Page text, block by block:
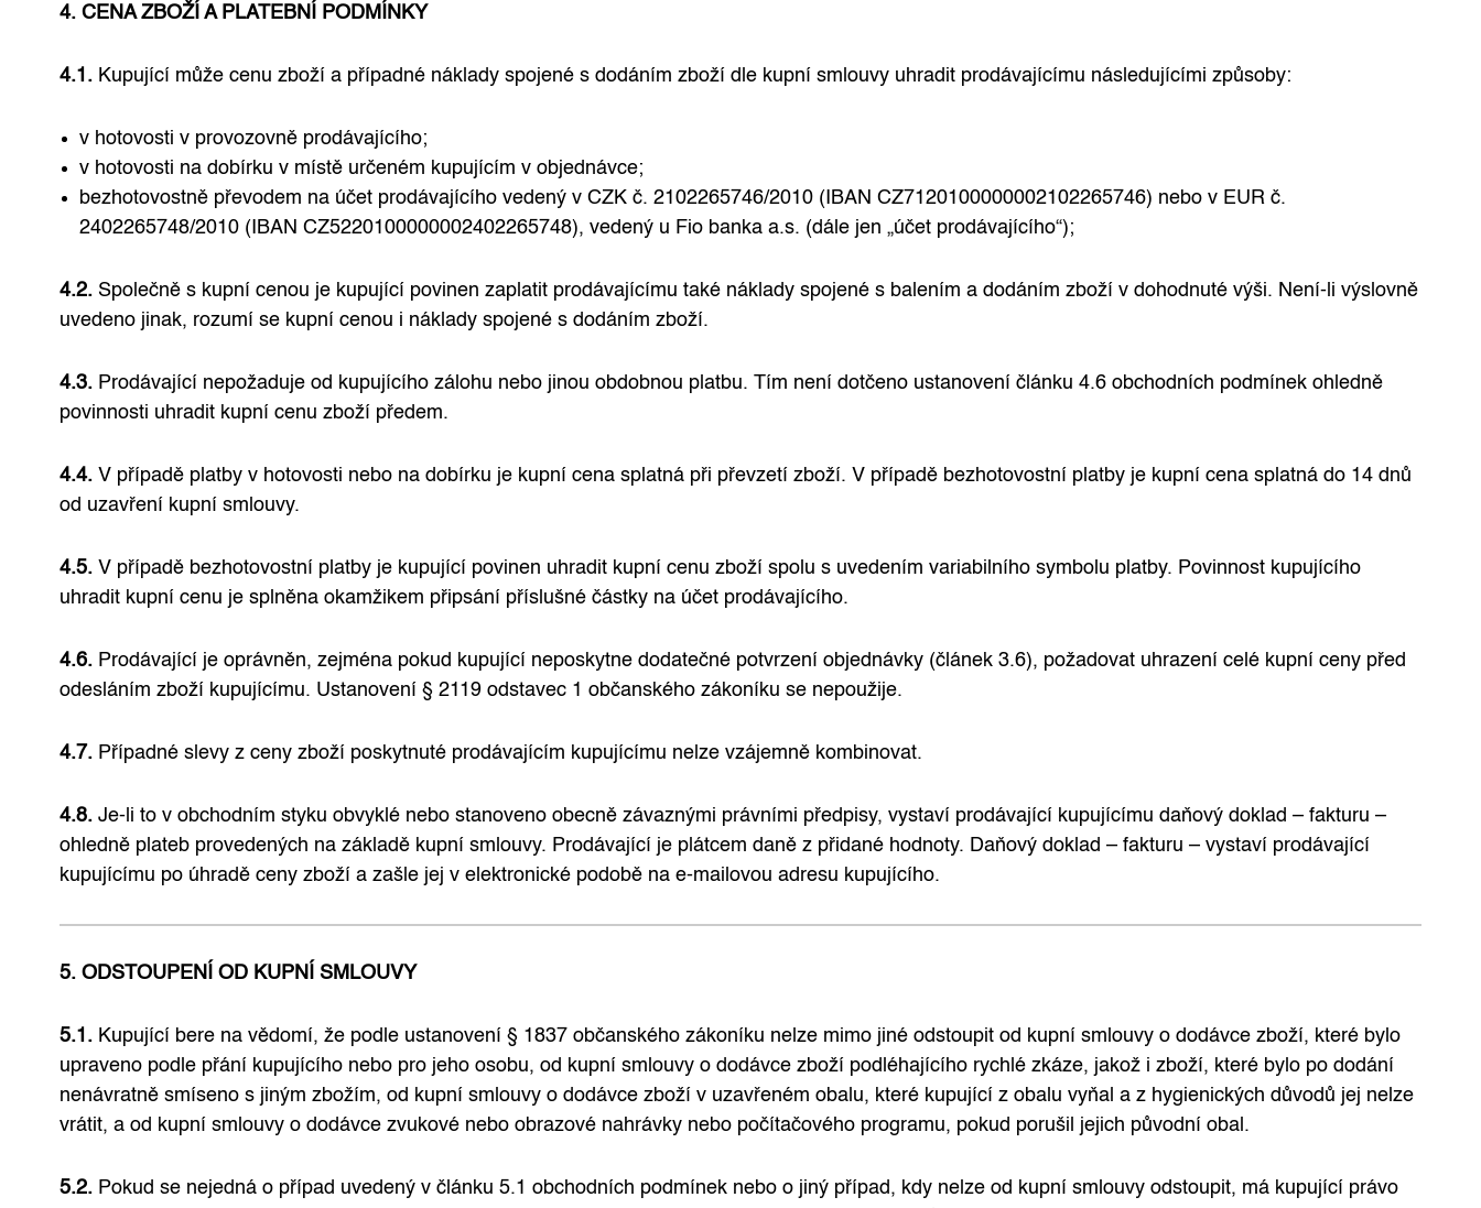
4. CENA ZBOŽÍ A PLATEBNÍ PODMÍNKY
4.1.Kupující může cenu zboží a případné náklady spojené s dodáním zboží dle kupní smlouvy uhradit prodávajícímu následujícími způsoby:
v hotovosti v provozovně prodávajícího;
v hotovosti na dobírku v místě určeném kupujícím v objednávce;
bezhotovostně převodem na účet prodávajícího vedený v CZK č. 2102265746/2010 (IBAN CZ7120100000002102265746) nebo v EUR č.
2402265748/2010 (IBAN CZ5220100000002402265748), vedený u Fio banka a.s. (dále jen „účet prodávajícího“);
4.2.Společně s kupní cenou je kupující povinen zaplatit prodávajícímu také náklady spojené s balením a dodáním zboží v dohodnuté výši. Není-li výslovně
uvedeno jinak, rozumí se kupní cenou i náklady spojené s dodáním zboží.
4.3.Prodávající nepožaduje od kupujícího zálohu nebo jinou obdobnou platbu. Tím není dotčeno ustanovení článku 4.6 obchodních podmínek ohledně
povinnosti uhradit kupní cenu zboží předem.
4.4.V případě platby v hotovosti nebo na dobírku je kupní cena splatná při převzetí zboží. V případě bezhotovostní platby je kupní cena splatná do 14 dnů
od uzavření kupní smlouvy.
4.5.V případě bezhotovostní platby je kupující povinen uhradit kupní cenu zboží spolu s uvedením variabilního symbolu platby. Povinnost kupujícího
uhradit kupní cenu je splněna okamžikem připsání příslušné částky na účet prodávajícího.
4.6.Prodávající je oprávněn, zejména pokud kupující neposkytne dodatečné potvrzení objednávky (článek 3.6), požadovat uhrazení celé kupní ceny před
odesláním zboží kupujícímu. Ustanovení § 2119 odstavec 1 občanského zákoníku se nepoužije.
4.7.Případné slevy z ceny zboží poskytnuté prodávajícím kupujícímu nelze vzájemně kombinovat.
4.8.Je-li to v obchodním styku obvyklé nebo stanoveno obecně závaznými právními předpisy, vystaví prodávající kupujícímu daňový doklad – fakturu –
ohledně plateb provedených na základě kupní smlouvy. Prodávající je plátcem daně z přidané hodnoty. Daňový doklad – fakturu – vystaví prodávající
kupujícímu po úhradě ceny zboží a zašle jej v elektronické podobě na e-mailovou adresu kupujícího.
5. ODSTOUPENÍ OD KUPNÍ SMLOUVY
5.1.Kupující bere na vědomí, že podle ustanovení § 1837 občanského zákoníku nelze mimo jiné odstoupit od kupní smlouvy o dodávce zboží, které bylo
upraveno podle přání kupujícího nebo pro jeho osobu, od kupní smlouvy o dodávce zboží podléhajícího rychlé zkáze, jakož i zboží, které bylo po dodání
nenávratně smíseno s jiným zbožím, od kupní smlouvy o dodávce zboží v uzavřeném obalu, které kupující z obalu vyňal a z hygienických důvodů jej nelze
vrátit, a od kupní smlouvy o dodávce zvukové nebo obrazové nahrávky nebo počítačového programu, pokud porušil jejich původní obal.
5.2.Pokud se nejedná o případ uvedený v článku 5.1 obchodních podmínek nebo o jiný případ, kdy nelze od kupní smlouvy odstoupit, má kupující právo